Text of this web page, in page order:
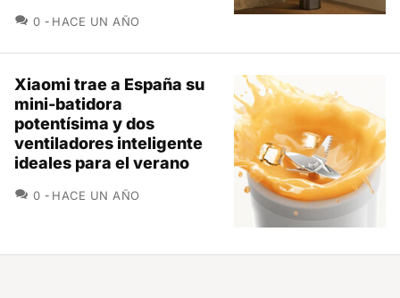
0 COMENTARIOS
HACE UN AÑO
Xiaomi trae a España su
mini-batidora
potentísima y dos
ventiladores inteligente
ideales para el verano
0 COMENTARIOS
HACE UN AÑO